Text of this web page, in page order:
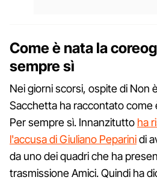
Come è nata la
sempre sì
Nei giorni scorsi, ospite di Non
Sacchetta ha raccontato come
Per sempre sì. Innanzitutto ha
l'accusa di Giuliano Peparinidi
da uno dei quadri che ha
trasmissione Amici. Quindi ha